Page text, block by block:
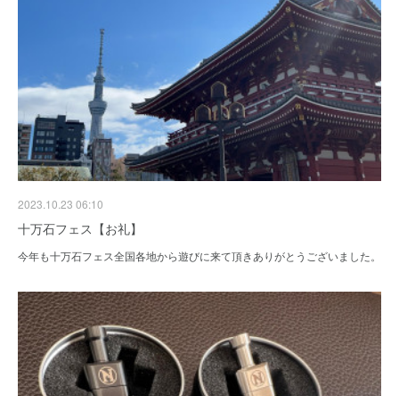
2023.10.23 06:10
十万石フェス【お礼】
今年も十万石フェス全国各地から遊びに来て頂きありがとうございました。